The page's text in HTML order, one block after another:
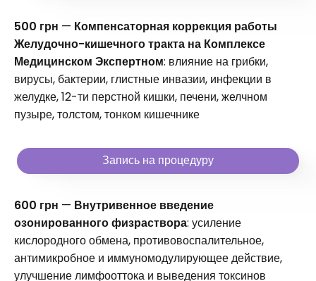
500 грн — Компенсаторная коррекция работы
Желудочно-кишечного тракта на Комплексе
Медицинском Экспертном: влияние на грибки,
вирусы, бактерии, глистные инвазии, инфекции в
желудке, 12-ти перстной кишки, печени, желчном
пузыре, толстом, тонком кишечнике
Запись на процедуру
600 грн — Внутривенное введение
озонированного физраствора: усиление
кислородного обмена, противовоспалительное,
антимикробное и иммуномодулирующее действие,
улучшение лимфооттока и выведения токсинов